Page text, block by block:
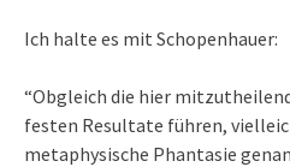
Ich halte es mit Schopenhauer:
“Obgleich die hier
festen Resultate führen,
metaphysische Phantasie